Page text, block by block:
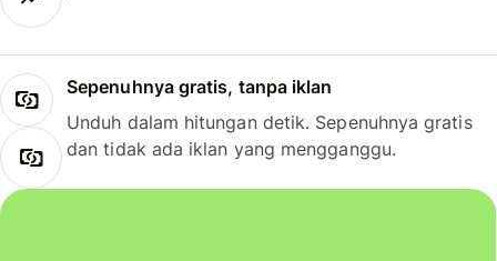
Sepenuhnya gratis, tanpa iklan
Unduh dalam hitungan detik. Sepenuhnya gratis
dan tidak ada iklan yang mengganggu.